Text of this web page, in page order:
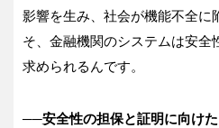
影響を生み、社会が機能不全に
そ、金融機関のシステムは安全
求められるんです。
──安全性の担保と証明に向け